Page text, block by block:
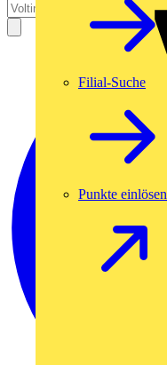
Filial-Suche
Punkte einlösen